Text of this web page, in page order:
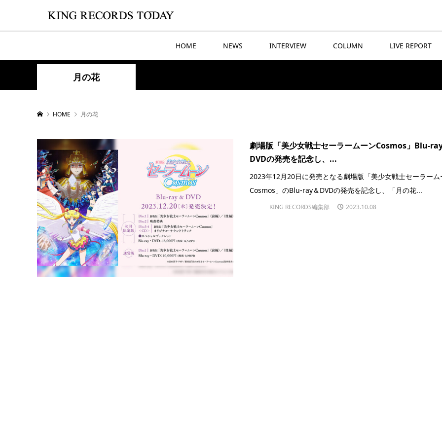
HOME NEWS INTERVIEW COLUMN LIVE REPORT
月の花
HOME 月の花
劇場版「美少女戦士セーラームーンCosmos」Blu-
DVDの発売を記念し、...
2023年12月20日に発売となる劇場版「美少女戦士セーラーム
Cosmos」のBlu-ray＆DVDの発売を記念し、「月の花...
KING RECORDS編集部 2023.10.08